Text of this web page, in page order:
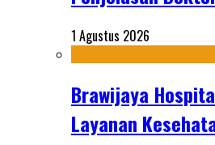
1 Agustus 2026
Brawijaya
Layanan